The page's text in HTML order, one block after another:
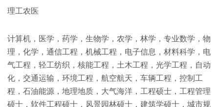
理工农医
计算机，医学，药学，生物学，农学，林学，专业数学，物
理，化学，通信工程，机械工程，电子信息，材料科学，电
气工程，轻工纺织，核能工程，土木工程，光学工程，自动
化，交通运输，环境工程，航空航天，车辆工程，控制工
程，石油能源，地理地质，大气海洋，工程硕士，工程管理
硕士，软件工程硕士，风景园林硕士，建筑学硕士，城市规